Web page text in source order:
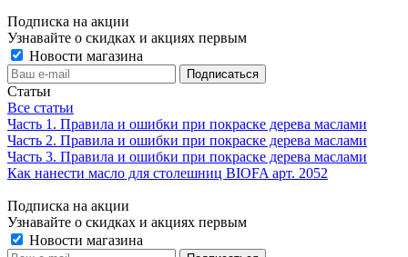
Подписка на акции
Узнавайте о скидках и акциях первым
Новости магазина
Статьи
Все статьи
Часть 1. Правила и ошибки при покраске дерева маслами
Часть 2. Правила и ошибки при покраске дерева маслами
Часть 3. Правила и ошибки при покраске дерева маслами
Как нанести масло для столешниц BIOFA арт. 2052
Подписка на акции
Узнавайте о скидках и акциях первым
Новости магазина